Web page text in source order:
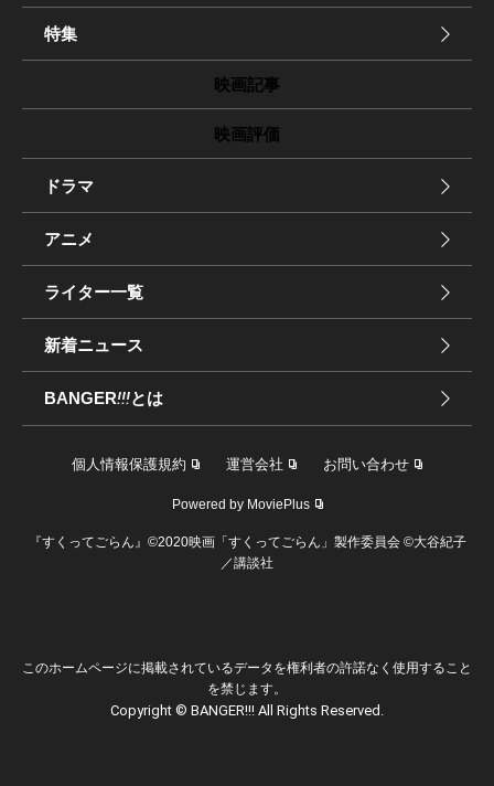
特集
映画記事
映画評価
ドラマ
アニメ
ライター一覧
新着ニュース
BANGER!!!とは
個人情報保護規約 運営会社 お問い合わせ
Powered by MoviePlus
『すくってごらん』©️2020映画「すくってごらん」製作委員会 ©️大谷紀子
／講談社
このホームページに掲載されているデータを権利者の許諾なく使用すること
を禁じます。
Copyright © BANGER!!! All Rights Reserved.